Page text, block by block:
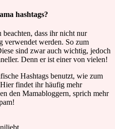
hashtags?
dass ihr nicht nur
verwendet werden. So zum
sind zwar auch wichtig, jedoch
Denn er ist einer von vielen!
Hashtags benutzt, wie zum
findet ihr häufig mehr
den Mamabloggern, sprich mehr